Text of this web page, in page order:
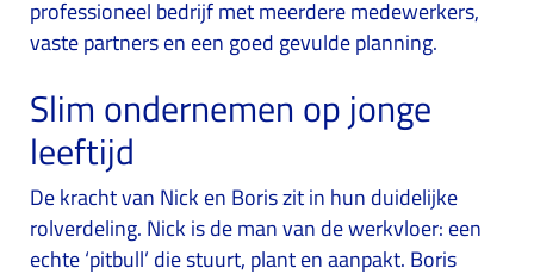
professioneel bedrijf met meerdere medewerkers,
vaste partners en een goed gevulde planning.
Slim ondernemen op jonge
leeftijd
De kracht van Nick en Boris zit in hun duidelijke
rolverdeling. Nick is de man van de werkvloer: een
echte ‘pitbull’ die stuurt, plant en aanpakt. Boris